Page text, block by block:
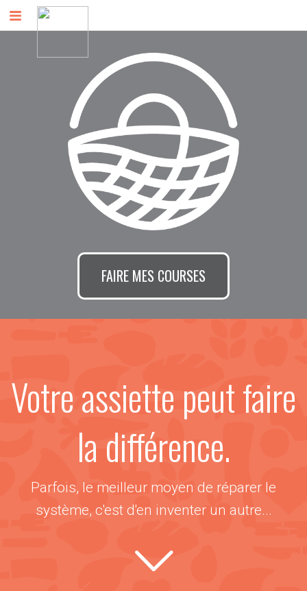
FAIRE MES COURSES
Votre assiette peut faire
la différence.
Parfois, le meilleur moyen de réparer le
système, c'est d'en inventer un autre...